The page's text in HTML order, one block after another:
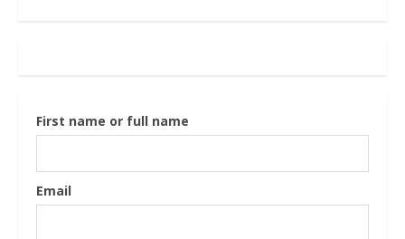
First name or full name
Email